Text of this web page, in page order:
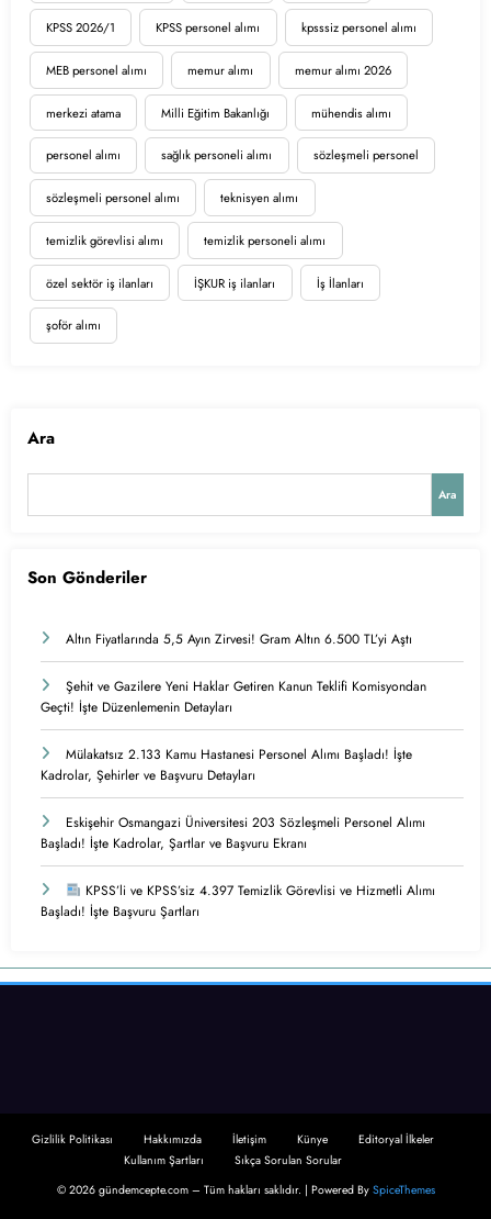
KPSS 2026/1 KPSS personel alımı kpsssiz personel alımı
MEB personel alımı memur alımı memur alımı 2026
merkezi atama Milli Eğitim Bakanlığı mühendis alımı
personel alımı sağlık personeli alımı sözleşmeli personel
sözleşmeli personel alımı teknisyen alımı
temizlik görevlisi alımı temizlik personeli alımı
özel sektör iş ilanları İŞKUR iş ilanları İş İlanları
şoför alımı
Ara
Ara
Son Gönderiler
Altın Fiyatlarında 5,5 Ayın Zirvesi! Gram Altın 6.500 TL’yi Aştı
Şehit ve Gazilere Yeni Haklar Getiren Kanun Teklifi Komisyondan
Geçti! İşte Düzenlemenin Detayları
Mülakatsız 2.133 Kamu Hastanesi Personel Alımı Başladı! İşte
Kadrolar, Şehirler ve Başvuru Detayları
Eskişehir Osmangazi Üniversitesi 203 Sözleşmeli Personel Alımı
Başladı! İşte Kadrolar, Şartlar ve Başvuru Ekranı
KPSS’li ve KPSS’siz 4.397 Temizlik Görevlisi ve Hizmetli Alımı
Başladı! İşte Başvuru Şartları
Gizlilik Politikası Hakkımızda İletişim Künye
Editoryal İlkeler
Kullanım Şartları
Sıkça Sorulan Sorular
© 2026 gündemcepte.com – Tüm hakları saklıdır. | Powered By SpiceThemes